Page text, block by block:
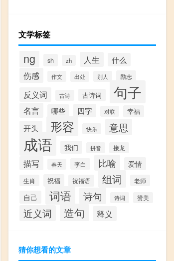
文学标签
ng sh zh 人生 什么
伤感 作文 出处 别人 励志
反义词 古诗 古诗词 句子
名言 哪些 四字 对联 幸福
开头 形容 快乐 意思
成语 我们 拼音 接龙
描写 春天 李白 比喻 爱情
生肖 祝福 祝福语 组词 老师
自己 词语 诗句 诗词 赞美
近义词 造句 释义
猜你想看的文章